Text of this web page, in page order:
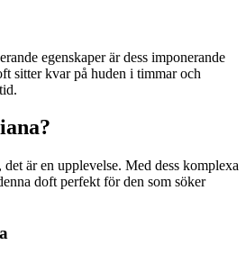
egenskaper är dess imponerande
sitter kvar på huden i timmar och
är en upplevelse. Med dess komplexa
doft perfekt för den som söker